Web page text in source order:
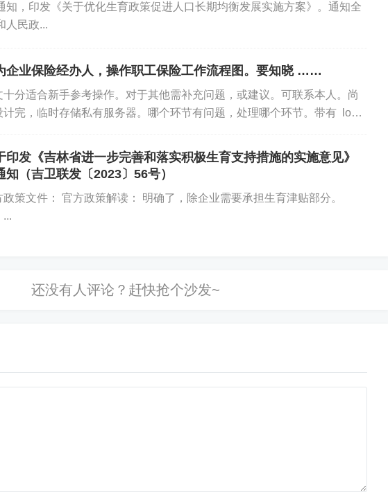
知，印发《关于优化生育政策促进人口长期均衡发展实施方案》。通知全
人民政...
企业保险经办人，操作职工保险工作流程图。要知晓 ……
十分适合新手参考操作。对于其他需补充问题，或建议。可联系本人。尚
计完，临时存储私有服务器。哪个环节有问题，处理哪个环节。带有 logo
印发《吉林省进一步完善和落实积极生育支持措施的实施意见》
知（吉卫联发〔2023〕56号）
政策文件： 官方政策解读： 明确了，除企业需要承担生育津贴部分。
...